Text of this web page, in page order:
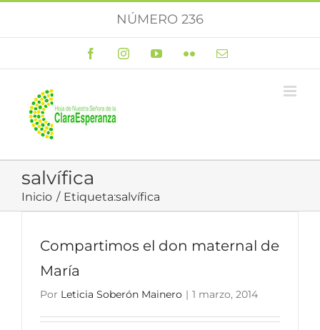
NÚMERO 236
FacebookInstagramYouTubeFlickr Correo
salvífica
Inicio Etiqueta:salvífica
Compartimos el don maternal de
María
Por Leticia Soberón Mainero | 1 marzo, 2014